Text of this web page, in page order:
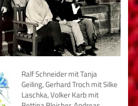
Ralf Schneider mit Tanja
Geiling, Gerhard Troch mit Silke
Laschka, Volker Karb mit